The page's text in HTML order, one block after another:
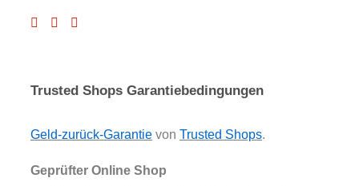
Trusted Shops Garantiebedingungen
Geld-zurück-Garantie von Trusted Shops.
Geprüfter Online Shop